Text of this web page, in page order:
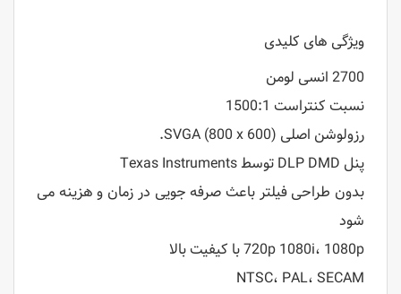
ویژگی های کلیدی
2700 انسی لومن
نسبت کنتراست 1500:1
رزولوشن اصلی SVGA (800 x 600).
پنل DLP DMD توسط Texas Instruments
بدون طراحی فیلتر باعث صرفه جویی در زمان و هزینه می
شود
720p 1080i، 1080p با کیفیت بالا
NTSC، PAL، SECAM